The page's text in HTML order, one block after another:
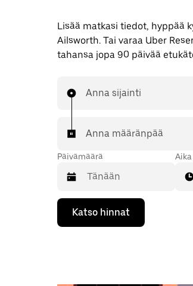
Lisää matkasi tiedot, hyppää
Ailsworth. Tai varaa Uber
tahansa jopa 90 päivää
Anna sijainti
Anna määränpää
Päivämäärä
Valitse
päivämäärä
kalenterissa
Aika
Katso hinnat